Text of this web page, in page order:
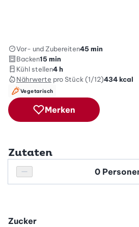
Vor- und Zubereiten45 min
Backen15 min
Kühl stellen4 h
Nährwerte pro Stück (1/12)434kcal
Vegetarisch
Merken
Zutaten
Personenanzahl verringern
Personenanzahl
Zucker